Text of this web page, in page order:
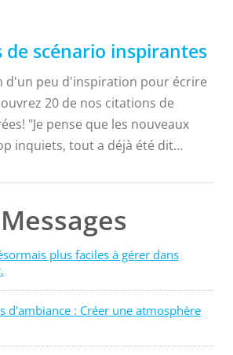
de scénario inspirantes
d'un peu d'inspiration pour écrire
20 de nos citations de
"Je pense que les nouveaux
inquiets, tout a déjà été dit
choses - le script, le script et le
"Assurez-vous que votre
S'il n'est pas sur la page, il ne
par magie à l'écran." -
culture ne peut pas évoluer
histoires. Lorsqu'une société...
plus faciles à gérer dans
d'ambiance : Créer une atmosphère